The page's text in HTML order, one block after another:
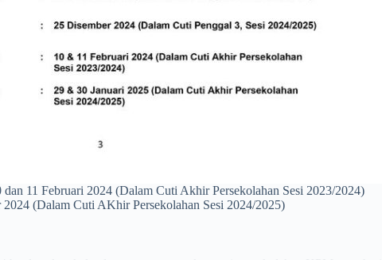
dan 11 Februari 2024 (Dalam Cuti Akhir Persekolahan Sesi 2023/2024)
2024 (Dalam Cuti AKhir Persekolahan Sesi 2024/2025)